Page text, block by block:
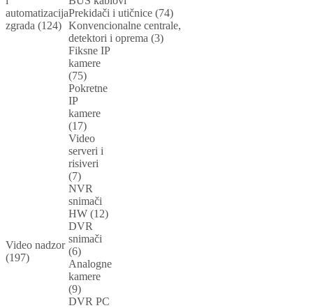
automatizacija
zgrada (124)
Prekidači i utičnice (74)
Konvencionalne centrale,
detektori i oprema (3)
Video nadzor
(197)
Fiksne IP
kamere
(75)
Pokretne
IP
kamere
(17)
Video
serveri i
risiveri
(7)
NVR
snimači
HW (12)
DVR
snimači
(6)
Analogne
kamere
(9)
DVR PC